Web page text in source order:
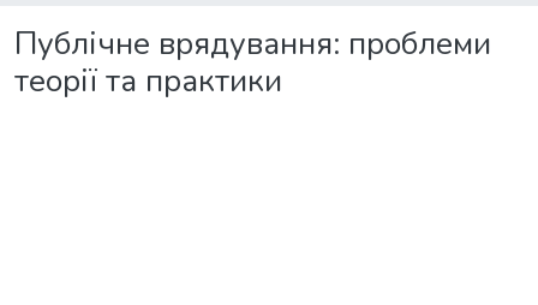
Публічне врядування: проблеми
теорії та практики